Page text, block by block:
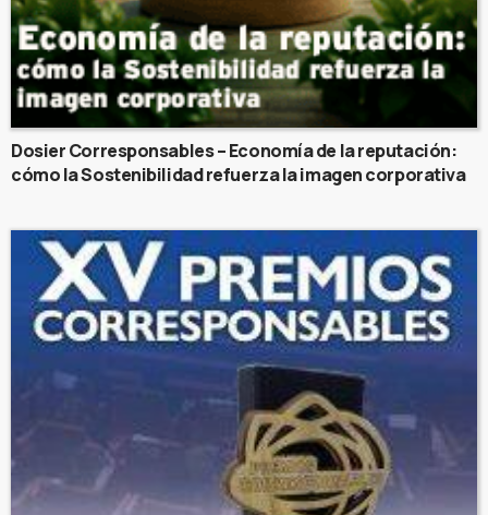
Dosier Corresponsables – Economía de la reputación:
cómo la Sostenibilidad refuerza la imagen corporativa